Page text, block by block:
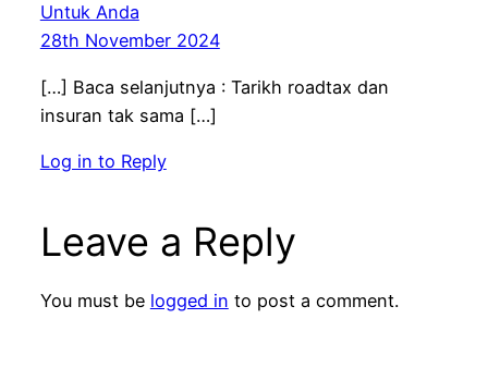
Untuk Anda
28th November 2024
[…] Baca selanjutnya : Tarikh roadtax dan
insuran tak sama […]
Log in to Reply
Leave a Reply
You must be logged in to post a comment.